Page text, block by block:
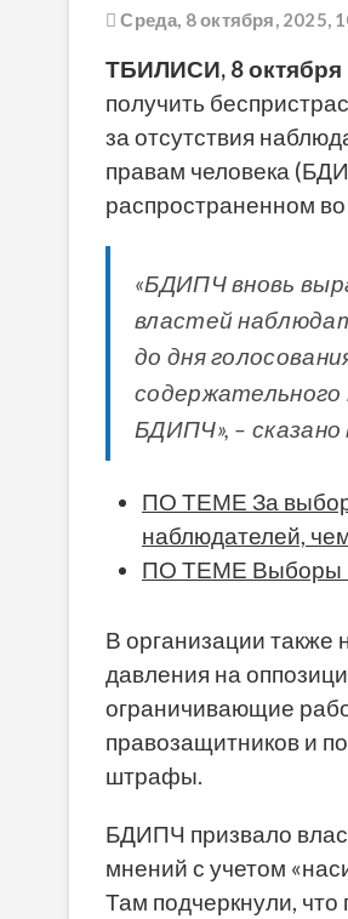
Среда, 8 октября, 2025,
ТБИЛИСИ, 8 октября
получить
за отсутствия
правам человека
распространенном во
«БДИПЧ вновь
властей
до дня
БДИПЧ», – сказано
ПО ТЕМЕ За
наблюдателей,
ПО ТЕМЕ Выборы
В организации также
давления на
ограничивающие
правозащитников и
штрафы.
БДИПЧ призвало
мнений с учетом
Там подчеркнули,